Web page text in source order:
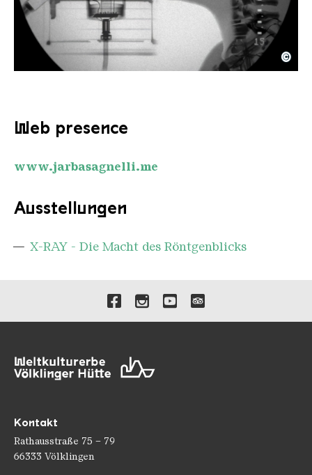
Anormal Agnelli
Copyright: courtesy by the artits
©
Web presence
www.jarbasagnelli.me
Ausstellungen
X-RAY - Die Macht des Röntgenblicks
Verlinkungen zu unseren
Kontakt
Rathausstraße 75 – 79
66333 Völklingen